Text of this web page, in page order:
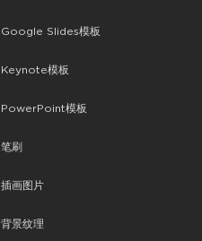
Google Slides模板
Keynote模板
PowerPoint模板
笔刷
插画图片
背景纹理